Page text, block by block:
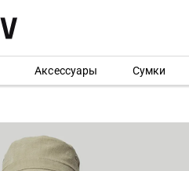
Аксессуары Сумки